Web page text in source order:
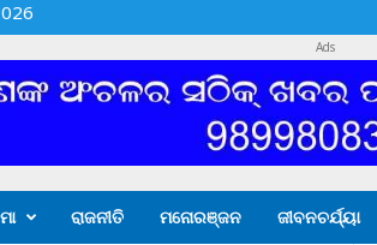
Ads
ରାଜନୀତି ମନୋରଞ୍ଜନ ଜୀବନଚର୍ଯ୍ୟା